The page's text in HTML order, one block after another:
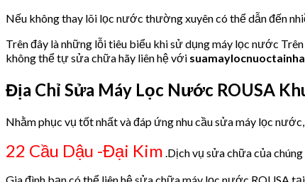
Nếu không thay lõi lọc nước thường xuyên có thể dẫn đến
Trên đây là những lỗi tiêu biểu khi sử dụng máy lọc nước
không thể tự sửa chữa hãy liên hệ với
Địa Chỉ Sửa Máy Lọc Nước ROUSA
Nhằm phục vụ tốt nhất và đáp ứng nhu cầu sửa máy lọc nước,
22 Cầu Dậu -Đại Kim .Dịch vụ sửa chữa của